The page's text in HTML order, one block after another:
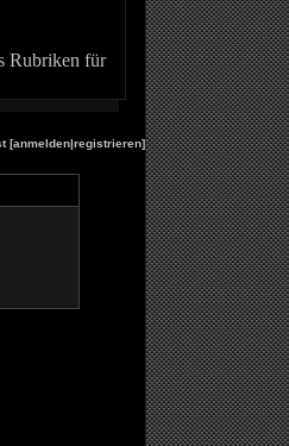
Rubriken für
[anmelden|registrieren]